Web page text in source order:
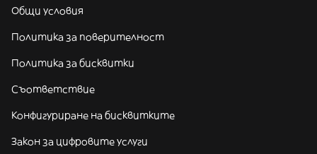
Общи условия
Политика за поверителност
Политика за бисквитки
Съответствие
Конфигуриране на бисквитките
Закон за цифровите услуги